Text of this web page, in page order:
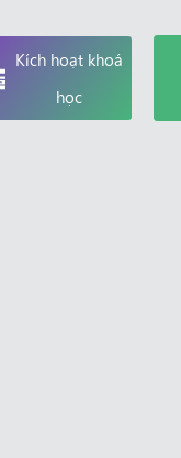
Kích hoạt khoá
học